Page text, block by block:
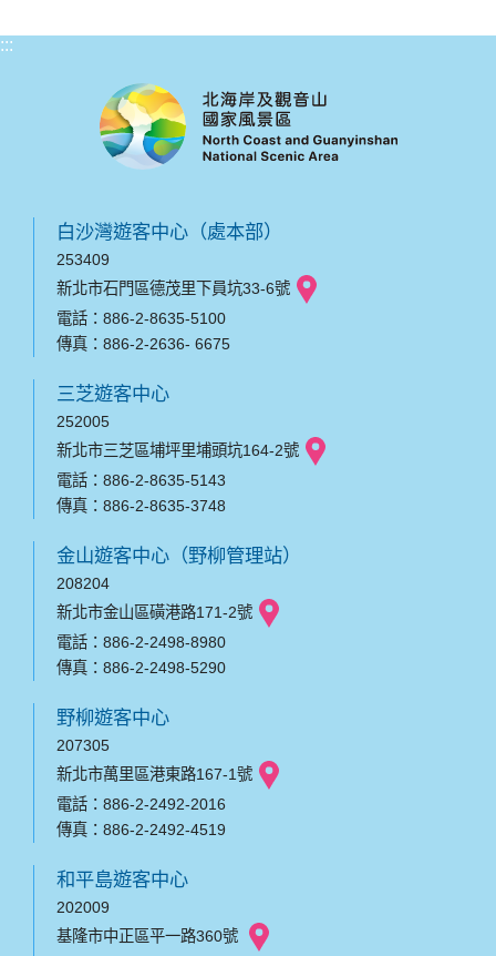
:::
白沙灣遊客中心（處本部）
253409
新北市石門區德茂里下員坑33-6號
電話：886-2-8635-5100
傳真：886-2-2636- 6675
三芝遊客中心
252005
新北市三芝區埔坪里埔頭坑164-2號
電話：886-2-8635-5143
傳真：886-2-8635-3748
金山遊客中心（野柳管理站）
208204
新北市金山區磺港路171-2號
電話：886-2-2498-8980
傳真：886-2-2498-5290
野柳遊客中心
207305
新北市萬里區港東路167-1號
電話：886-2-2492-2016
傳真：886-2-2492-4519
和平島遊客中心
202009
基隆市中正區平一路360號